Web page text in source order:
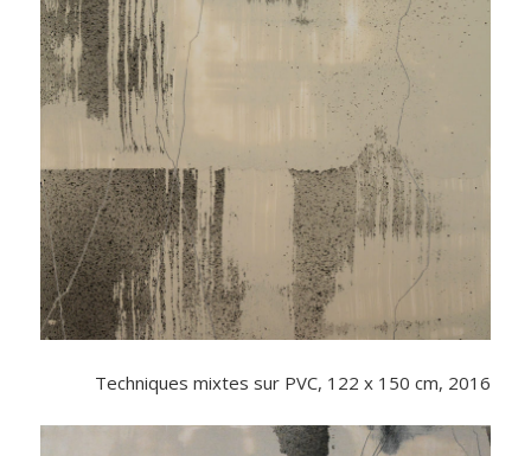
Techniques mixtes sur PVC, 122 x 150 cm, 2016